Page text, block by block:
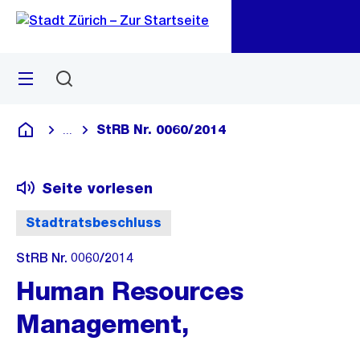
Navigation
Sprunglink
Menü
Deutsch
Blende alle Breadcrumbs ein
StRB Nr. 0060/2014
Stadtratsbeschluss
Seite vorlesen
StRB Nr. 0060/2014
Human Resources
Management,